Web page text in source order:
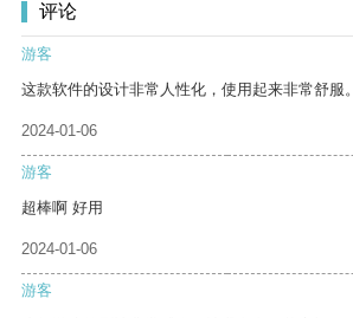
评论
游客
这款软件的设计非常人性化，使用起来非常舒服。
2024-01-06
游客
超棒啊 好用
2024-01-06
游客